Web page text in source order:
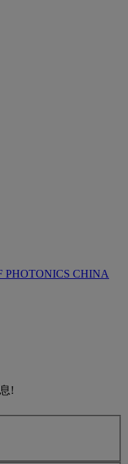
PHOTONICS CHINA
!